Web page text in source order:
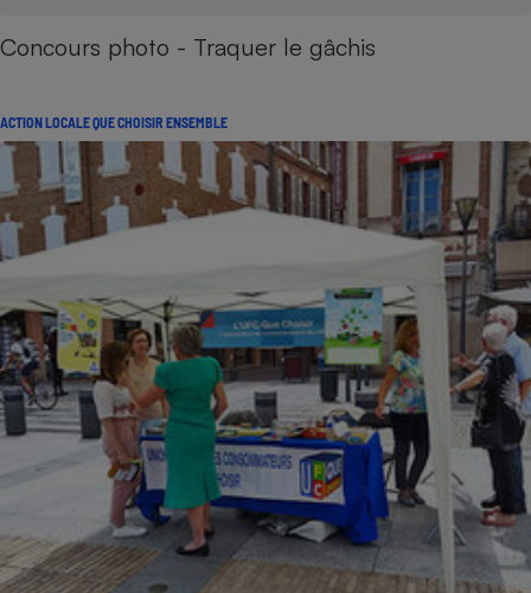
Concours photo - Traquer le gâchis
ACTION LOCALE QUE CHOISIR ENSEMBLE